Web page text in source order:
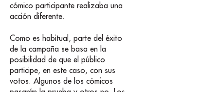
cómico participante realizaba una
acción diferente.
Como es habitual, parte del éxito
de la campaña se basa en la
posibilidad de que el público
participe, en este caso, con sus
votos. Algunos de los cómicos